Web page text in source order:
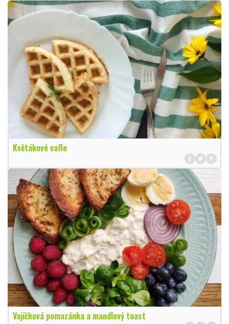
Květákové vafle
Vajíčková pomazánka a mandlový toast